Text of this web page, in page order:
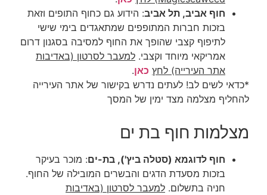
חוף אביב, תל אביב: הידוע גם כחוף התופים וזאת
בזכות חברות המתופפים שמתאגדים בימי שישי
לתיפוף קצבי שהופך את החוף למסיבה בסגנון דרום
אמריקאי מיוחד וקצבי. למעבר לסרטון (באדיבות
אתר העירייה) לחץ כאן.
*כדאי לשים לב! לעתים נדרש בקישור של אתר העירייה
להחליף מצלמה מצד ימין של המסך
מצלמות חוף בת ים
חוף לדוגמא (סטלה ביץ'), בת-ים: מוכר בעיקר
בזכות מסעדת הדגים והבשרים המובילה של החוף.
חניה בתשלום. למעבר לסרטון (באדיבות